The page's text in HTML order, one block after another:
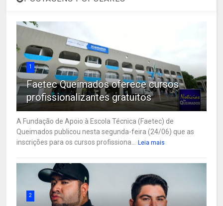
1
Faetec Queimados oferece cursos
profissionalizantes gratuitos
A Fundação de Apoio à Escola Técnica (Faetec) de
Queimados publicou nesta segunda-feira (24/06) que as
inscrições para os cursos profissiona...
Leia mais
2